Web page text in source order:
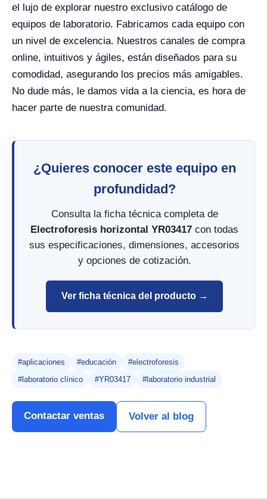
el lujo de explorar nuestro exclusivo catálogo de
equipos de laboratorio. Fabricamos cada equipo con
un nivel de excelencia. Nuestros canales de compra
online, intuitivos y ágiles, están diseñados para su
comodidad, asegurando los precios más amigables.
No dude más, le damos vida a la ciencia, es hora de
hacer parte de nuestra comunidad.
¿Quieres conocer este equipo en
profundidad?
Consulta la ficha técnica completa de
Electroforesis horizontal YR03417 con todas
sus especificaciones, dimensiones, accesorios
y opciones de cotización.
Ver ficha técnica del producto →
#aplicaciones #educación
#electroforesis
#laboratorio clínico
#YR03417 #laboratorio industrial
Contactar ventas Volver al blog